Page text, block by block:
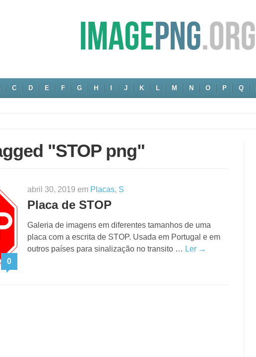
C D E F G H J K L M N O P Q
"STOP png"
0
abril 30, 2019 em Placas, S
Placa de STOP
Galeria de imagens em diferentes tamanhos de uma
placa com a escrita de STOP. Usada em Portugal e em
outros países para sinalização no transito … Ler →